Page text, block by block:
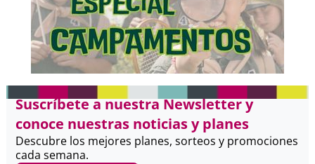
Suscríbete a nuestra Newsletter y
conoce nuestras noticias y planes
Descubre los mejores planes, sorteos y promociones
cada semana.